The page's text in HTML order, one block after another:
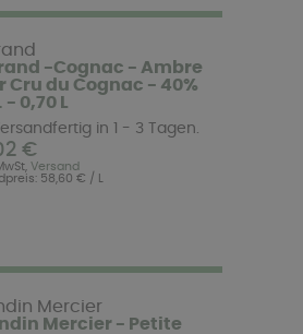
-Cognac - Ambre
Cru du Cognac - 40%
- 0,70 L
in 1 - 3 Tagen.
€
Versand
58,60 € / L
Mercier
Mercier - Petite